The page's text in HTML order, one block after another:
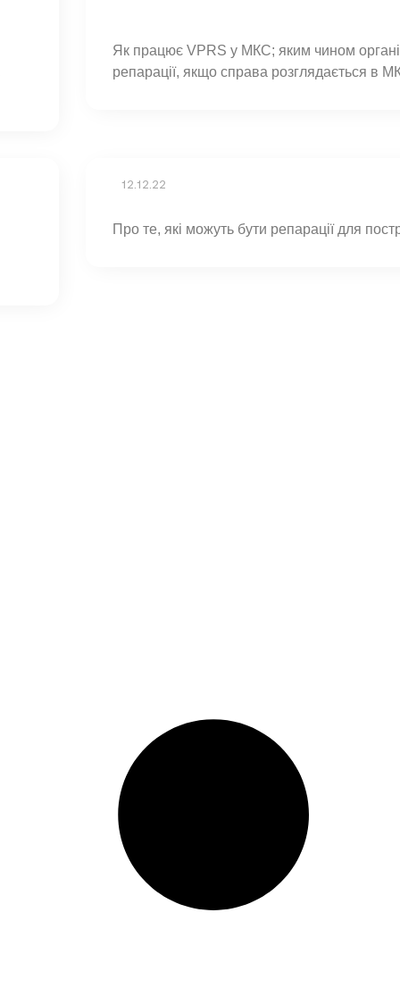
Як працює VPRS у МКС; яким чином
репарації, якщо справа розглядається в
12.12.22
Про те, які можуть бути репарації для